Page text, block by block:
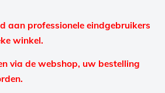
aan professionele eindgebruikers
winkel.
via de webshop, uw bestelling